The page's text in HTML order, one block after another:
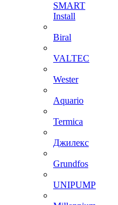
SMART
Install
Biral
VALTEC
Wester
Aquario
Termica
Джилекс
Grundfos
UNIPUMP